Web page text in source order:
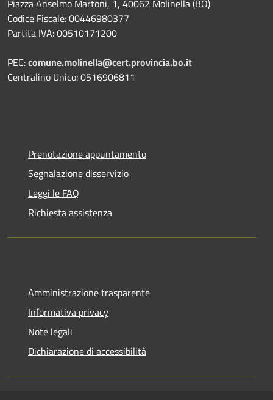
Piazza Anselmo Martoni, 1, 40062 Molinella (BO)
Codice Fiscale: 00446980377
Partita IVA: 00510171200
PEC:comune.molinella@cert.provincia.bo.it
Centralino Unico: 0516906811
Prenotazione appuntamento
Segnalazione disservizio
Leggi le FAQ
Richiesta assistenza
Amministrazione trasparente
Informativa privacy
Note legali
Dichiarazione di accessibilità